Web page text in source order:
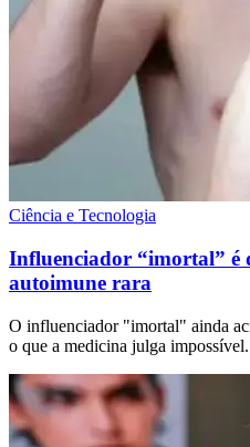
Ciência e Tecnologia
Influenciador “imortal” é
autoimune rara
O influenciador "imortal" ainda
o que a medicina julga impossível.